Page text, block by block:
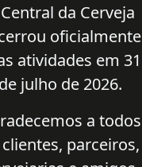
da Cerveja
oficialmente
atividades em 31
de julho de 2026.
a todos
parceiros,